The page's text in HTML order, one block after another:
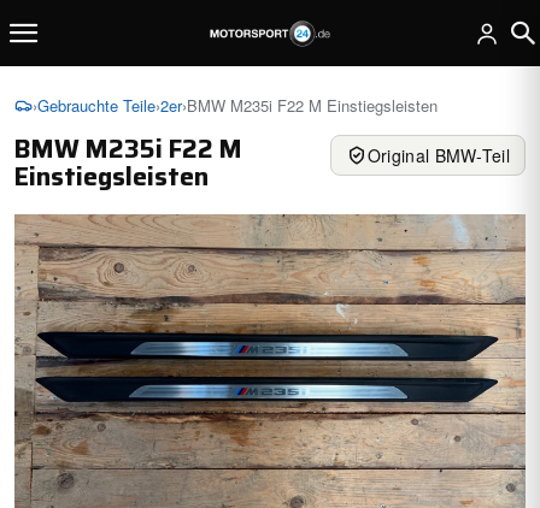
›Gebrauchte Teile›2er›BMW M235i F22 M Einstiegsleisten
BMW M235i F22 M
Einstiegsleisten
Original BMW-Teil